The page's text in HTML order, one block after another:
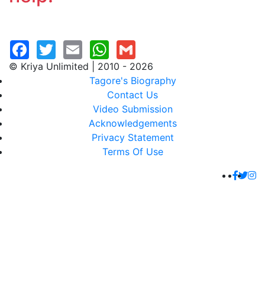
© Kriya Unlimited | 2010 - 2026
Tagore's Biography
Contact Us
Video Submission
Acknowledgements
Privacy Statement
Terms Of Use